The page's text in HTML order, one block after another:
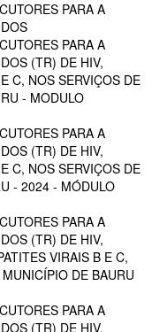
PARA A
PARA A
(TR) DE HIV,
C, NOS SERVIÇOS DE
- MODULO
PARA A
(TR) DE HIV,
C, NOS SERVIÇOS DE
- 2024 - MÓDULO
PARA A
(TR) DE HIV,
VIRAIS B E C,
DE BAURU
PARA A
(TR) DE HIV,